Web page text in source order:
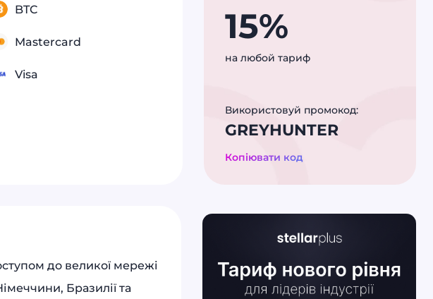
BTC
Mastercard
Visa
15%
на любой тариф
Використовуй промокод:
GREYHUNTER
Копіювати код
до великої мережі
Бразилії та